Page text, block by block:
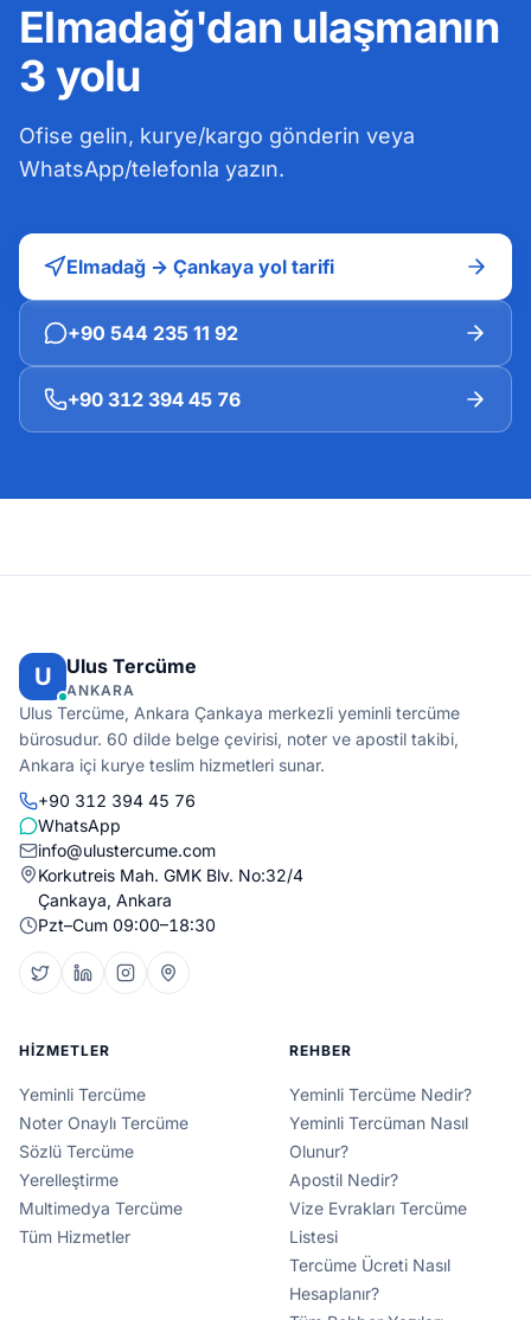
Elmadağ'dan ulaşmanın
3 yolu
Ofise gelin, kurye/kargo gönderin veya
WhatsApp/telefonla yazın.
Elmadağ → Çankaya yol tarifi
+90 544 235 11 92
+90 312 394 45 76
U Ulus Tercüme
ANKARA
Ulus Tercüme, Ankara Çankaya merkezli yeminli tercüme
bürosudur. 60 dilde belge çevirisi, noter ve apostil takibi,
Ankara içi kurye teslim hizmetleri sunar.
+90 312 394 45 76
WhatsApp
info@ulustercume.com
Korkutreis Mah. GMK Blv. No:32/4
Çankaya, Ankara
Pzt–Cum 09:00–18:30
HIZMETLER
Yeminli Tercüme
Noter Onaylı Tercüme
Sözlü Tercüme
Yerelleştirme
Multimedya Tercüme
Tüm Hizmetler
REHBER
Yeminli Tercüme Nedir?
Yeminli Tercüman Nasıl
Olunur?
Apostil Nedir?
Vize Evrakları Tercüme
Listesi
Tercüme Ücreti Nasıl
Hesaplanır?